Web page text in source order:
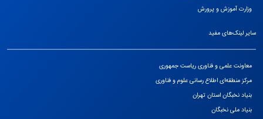
وزارت آموزش و پرورش
سایر لینک‌های مفید
معاونت علمی و فناوری ریاست جمهوری
مرکز منطقه‌ای اطلاع رسانی علوم و فناوری
بنیاد نخبگان استان تهران
بنیاد ملی نخبگان